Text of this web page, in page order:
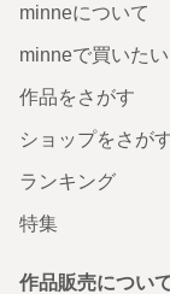
minneについて
minneで買いたい
作品をさがす
ショップをさが
ランキング
特集
作品販売につい